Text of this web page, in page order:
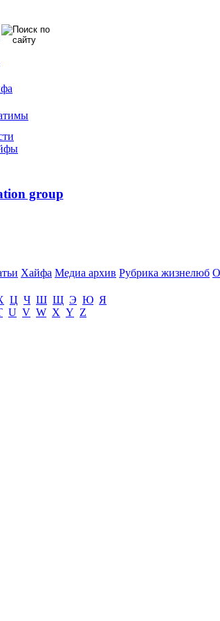
group
Хайфа Медиа архив Рубрика жизнелюб
Ц Ч Ш Щ Э Ю Я
U V W X Y Z